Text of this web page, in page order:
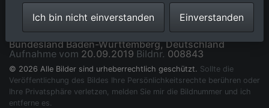
Seibelsecke, Skilift und Piste in Baiersbronn im
Bundesland Baden-Württemberg, Deutschland
Aufnahme vom 20.09.2019 Bildnr. 008843
© 2026 Alle Bilder sind urheberrechtlich geschützt. Sollte die
Veröffentlichung des Bildes Ihre Persönlichkeitsrechte berühren oder
Ihre Privatsphäre verletzen, melden Sie mir die Bildnummer und ich
entferne es.
Ich bin nicht einverstanden Einverstanden